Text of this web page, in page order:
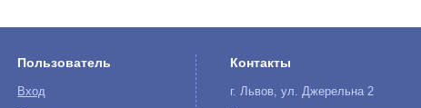
Пользователь
Вход
Контакты
г. Львов, ул. Джерельна 2